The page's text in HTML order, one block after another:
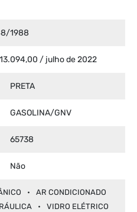
1988
/ julho de 2022
PRETA
GASOLINA/GNV
65738
Não
AR CONDICIONADO
VIDRO ELÉTRICO